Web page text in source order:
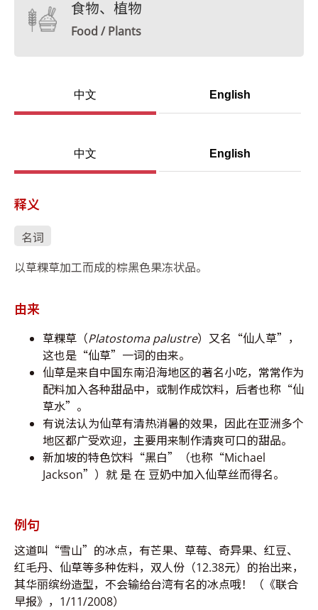
食物、植物
Food / Plants
中文 English
中文 English
释义
名词
以草粿草加工而成的棕黑色果冻状品。
由来
草粿草（Platostoma palustre）又名“仙人草”，
这也是“仙草”一词的由来。
仙草是来自中国东南沿海地区的著名小吃，常常作为
配料加入各种甜品中，或制作成饮料，后者也称“仙
草水”。
有说法认为仙草有清热消暑的效果，因此在亚洲多个
地区都广受欢迎，主要用来制作清爽可口的甜品。
新加坡的特色饮料“黑白”（也称“Michael
Jackson”）就 是 在 豆奶中加入仙草丝而得名。
例句
这道叫“雪山”的冰点，有芒果、草莓、奇异果、红豆、
红毛丹、仙草等多种佐料，双人份（12.38元）的抬出来，
其华丽缤纷造型，不会输给台湾有名的冰点哦！（《联合
早报》，1/11/2008）